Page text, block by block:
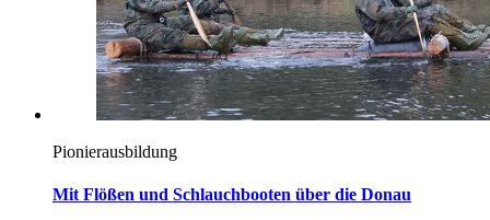
Pionierausbildung
Mit Flößen und Schlauchbooten über die Donau